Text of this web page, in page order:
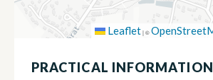
Leaflet|©
PRACTICAL INFORMATION